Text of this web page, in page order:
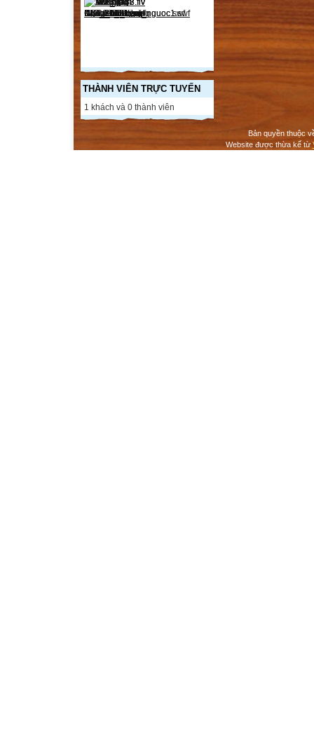
THÀNH VIÊN TRỰC TUYẾN
1 khách và 0 thành viên
Bản quyền thuộc
Website được thừa kế từ